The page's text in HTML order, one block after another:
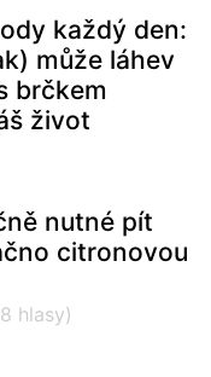
každý den:
může láhev
brčkem
život
nutné pít
citronovou